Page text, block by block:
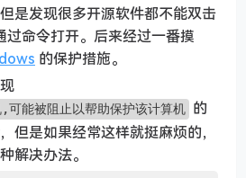
是发现很多开源软件都不能双击
命令打开。后来经过一番摸
的保护措施。
可能被阻止以帮助保护该计算机 的
但是如果经常这样就挺麻烦的，
解决办法。